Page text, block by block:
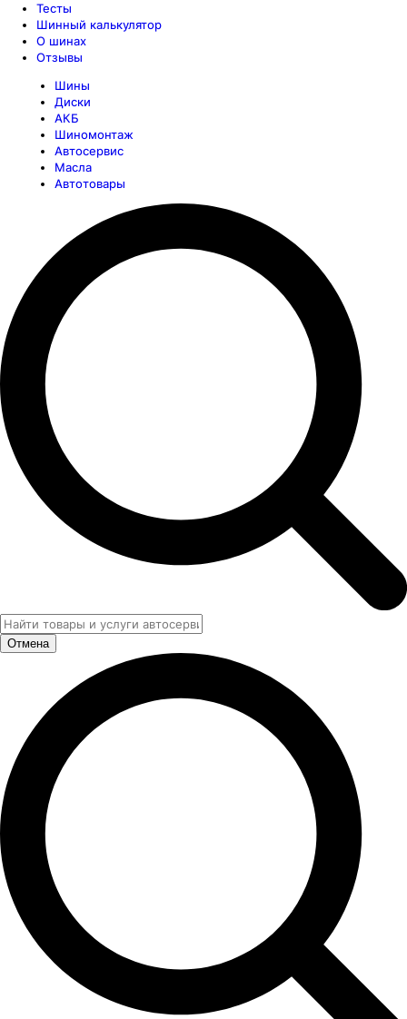
Тесты
Шинный калькулятор
О шинах
Отзывы
Шины
Диски
АКБ
Шиномонтаж
Автосервис
Масла
Автотовары
Отмена